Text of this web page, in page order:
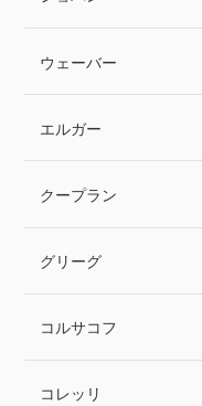
ウェーバー
エルガー
クープラン
グリーグ
コルサコフ
コレッリ